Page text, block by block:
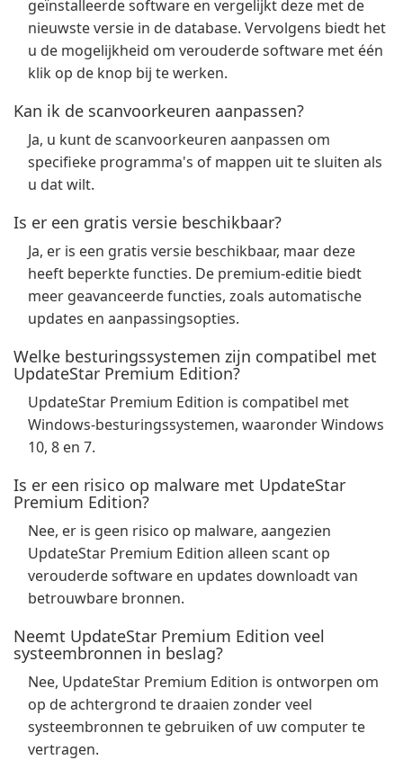
geïnstalleerde software en vergelijkt deze met de
nieuwste versie in de database. Vervolgens biedt het
u de mogelijkheid om verouderde software met één
klik op de knop bij te werken.
Kan ik de scanvoorkeuren aanpassen?
Ja, u kunt de scanvoorkeuren aanpassen om
specifieke programma's of mappen uit te sluiten als
u dat wilt.
Is er een gratis versie beschikbaar?
Ja, er is een gratis versie beschikbaar, maar deze
heeft beperkte functies. De premium-editie biedt
meer geavanceerde functies, zoals automatische
updates en aanpassingsopties.
Welke besturingssystemen zijn compatibel met
UpdateStar Premium Edition?
UpdateStar Premium Edition is compatibel met
Windows-besturingssystemen, waaronder Windows
10, 8 en 7.
Is er een risico op malware met UpdateStar
Premium Edition?
Nee, er is geen risico op malware, aangezien
UpdateStar Premium Edition alleen scant op
verouderde software en updates downloadt van
betrouwbare bronnen.
Neemt UpdateStar Premium Edition veel
systeembronnen in beslag?
Nee, UpdateStar Premium Edition is ontworpen om
op de achtergrond te draaien zonder veel
systeembronnen te gebruiken of uw computer te
vertragen.